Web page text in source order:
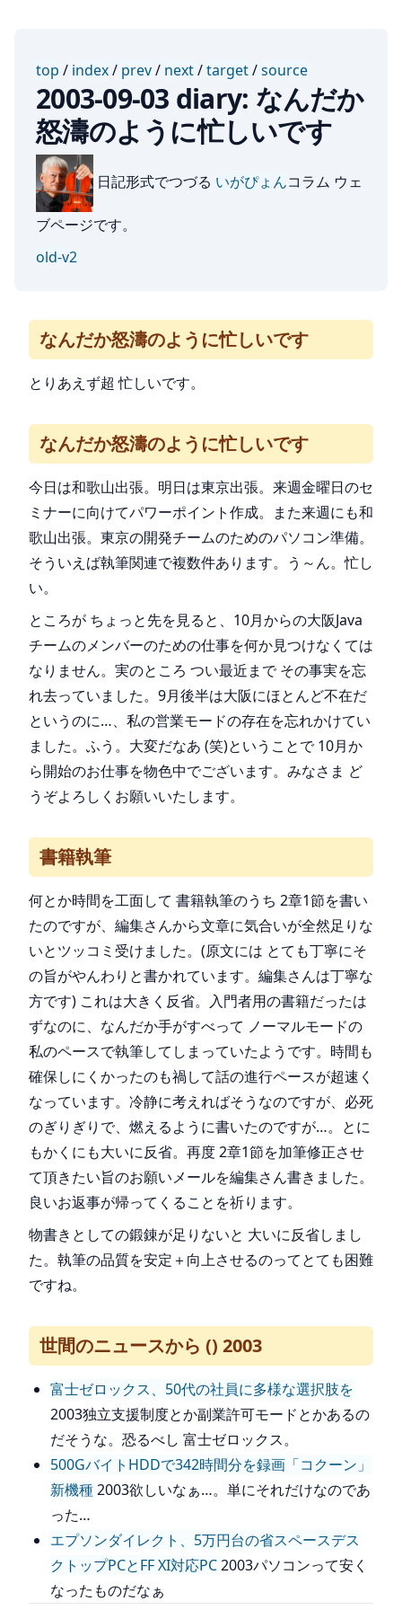
top / index/ prev/ next/target/source
2003-09-03 diary: なんだか
怒濤のように忙しいです
日記形式でつづる いがぴょんコラム ウェ
ブページです。
old-v2
なんだか怒濤のように忙しいです
とりあえず超 忙しいです。
なんだか怒濤のように忙しいです
今日は和歌山出張。明日は東京出張。来週金曜日のセ
ミナーに向けてパワーポイント作成。また来週にも和
歌山出張。東京の開発チームのためのパソコン準備。
そういえば執筆関連で複数件あります。う～ん。忙し
い。
ところが ちょっと先を見ると、10月からの大阪Java
チームのメンバーのための仕事を何か見つけなくては
なりません。実のところ つい最近まで その事実を忘
れ去っていました。9月後半は大阪にほとんど不在だ
というのに…、私の営業モードの存在を忘れかけてい
ました。ふう。大変だなあ (笑)ということで 10月か
ら開始のお仕事を物色中でございます。みなさま ど
うぞよろしくお願いいたします。
書籍執筆
何とか時間を工面して 書籍執筆のうち 2章1節を書い
たのですが、編集さんから文章に気合いが全然足りな
いとツッコミ受けました。(原文には とても丁寧にそ
の旨がやんわりと書かれています。編集さんは丁寧な
方です) これは大きく反省。入門者用の書籍だったは
ずなのに、なんだか手がすべって ノーマルモードの
私のペースで執筆してしまっていたようです。時間も
確保しにくかったのも禍して話の進行ペースが超速く
なっています。冷静に考えればそうなのですが、必死
のぎりぎりで、燃えるように書いたのですが…。とに
もかくにも大いに反省。再度 2章1節を加筆修正させ
て頂きたい旨のお願いメールを編集さん書きました。
良いお返事が帰ってくることを祈ります。
物書きとしての鍛錬が足りないと 大いに反省しまし
た。執筆の品質を安定＋向上させるのってとても困難
ですね。
世間のニュースから () 2003
富士ゼロックス、50代の社員に多様な選択肢を
2003独立支援制度とか副業許可モードとかあるの
だそうな。恐るべし 富士ゼロックス。
500GバイトHDDで342時間分を録画「コクーン」
新機種2003欲しいなぁ…。単にそれだけなのであ
った…
エプソンダイレクト、5万円台の省スペースデス
クトップPCとFF XI対応PC2003パソコンって安く
なったものだなぁ